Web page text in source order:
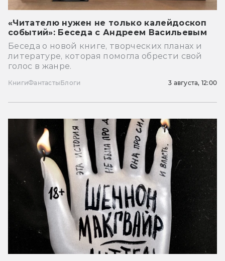
«Читателю нужен не только калейдоскоп
событий»: Беседа с Андреем Васильевым
Беседа о новой книге, творческих планах и
литературе, которая помогла обрести свой
голос в жанре.
КнигиФантастыБлоги 3 августа, 12:00